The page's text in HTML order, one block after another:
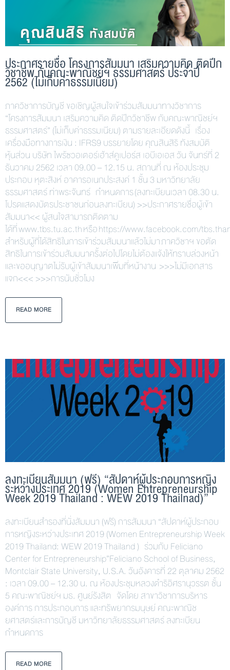
ประกาศรายชื่อ โครงการสัมมนา เสริมความคิด ติดปีก
วิชาชีพ กับคณะพาณิชย์ฯ ธรรมศาสตร์ ประจำปี
2562 (ไม่เก็บค่าธรรมเนียม)
ภาควิชาการบัญชี ขอเชิญผู้สนใจเข้าร่วมสัมมนาทางวิชาการ
“โครงการสัมมนา เสริมความคิด ติดปีกวิชาชีพ กับคณะพาณิชย์ฯ
ธรรมศาสตร์” (ไม่เก็บค่าธรรมเนียม) ตามรายละเอียดดังนี้ เรื่อง
เครื่องมือทางการเงิน : IFRS9 บรรยายโดย คุณสินสิริ ทังสมบัติ
หุ้นส่วน บริษัท ไพร้ซวอเตอร์เฮ้าส์คูเปอร์ส เอบีเอเอส วัน จันทร์ที่ 2
ธันวาคม 2562 เวลา 09.00 – 12.15 น. สถานที่ ณ ห้องประชุม
ประกอบ หุตะสิงห์ อาคารอเนกประสงค์ 1 ชั้น 3 มหาวิทยาลัย
ธรรมศาสตร์ ท่าพระจันทร์ กำหนดการ (ลงทะเบียนเวลา 08.30 น.
โปรดแสดงบัตรประชาชนก่อนลงทะเบียน) >>ประกาศรายชื่อผู้เข้า
สัมมนา<< ผู้สนใจสามารถติดตาม
ได้ที่ www.tbs.tu.ac.th หรือ https://www.facebook.com/
สำหรับผู้ที่ได้สิทธิในการเข้าร่วมสัมมนาแล้วไม่มา ภาควิชาฯ ขอตัด
สิทธิในการเข้าร่วมสัมมนาครั้งต่อไปโดยไม่ต้องแจ้งให้ทราบล่วงหน้า
และขออนุญาตไม่รับผู้เข้าสัมมนาเพิ่มที่หน้างาน >>>ไม่มีเอกสาร
แจก<<< >>>การนับชั่วโมง
READ MORE
ลงทะเบียนสัมมนา (ฟรี) “สัปดาห์ผู้ประกอบการหญิง
ระหว่างประเทศ 2019 (Women Entrepreneurship
Week 2019 Thailand : WEW 2019 Thailnad)”
ลงทะเบียนสำรองที่นั่งสัมมนา (ฟรี) การสัมมนา “สัปดาห์ผู้ประกอบ
การหญิงระหว่างประเทศ 2019 (Women Entrepreneurship Week
2019 Thailand: WEW 2019 Thailand ) ร่วมกับ Feliciano
Center for Entrepreneurship”Feliciano School of Business,
Montclair State University, U.S.A. วันอังคารที่ 22 ตุลาคม 2562
: เวลา 09.00 – 12.30 น. ณ ห้องประชุมหลวงดำริอิศรานุวรรต ชั้น
5 คณะพาณิชย์ฯ มธ. ศูนย์รังสิต จัดโดย สาขาวิชาการบริหาร
องค์การ การประกอบการ และทรัพยากรมนุษย์ คณะพาณิช
ยศาสตร์และการบัญชี มหาวิทยาลัยธรรมศาสตร์ ลงทะเบียน
กำหนดการ
READ MORE